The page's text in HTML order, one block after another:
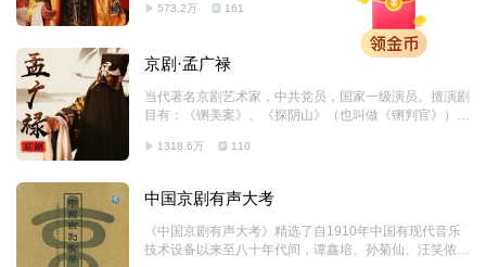
573.2万 161
京剧·孟广禄
当代著名京剧艺术家，中共党员，国家一级演员。擅演剧
目有：《铡美案》、《探阴山》（也叫做《铡判官》）、
1318.6万 110
中国京剧有声大考
《中国京剧有声大考》精选了自1910年中国有现代音乐
技术设备以来至八十年代间，谭鑫培、孙菊仙、汪笑侬、